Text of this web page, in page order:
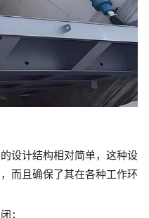
设计结构相对简单，这种设
而且确保了其在各种工作环
；